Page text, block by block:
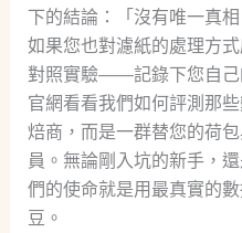
下的結論：「沒有唯一真
如果您也對濾紙的處理方
對照實驗——記錄下您自
官網看看我們如何評測那
焙商，而是一群替您的荷
員。無論剛入坑的新手，
們的使命就是用最真實的
豆。